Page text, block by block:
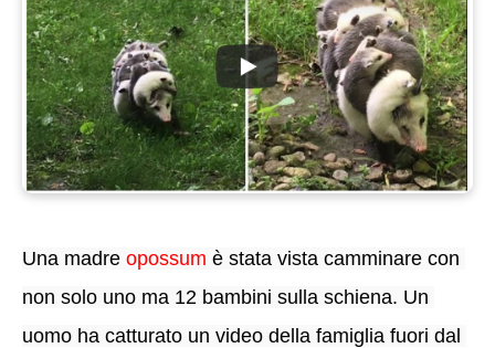
Una madre opossum è stata vista camminare con
non solo uno ma 12 bambini sulla schiena. Un
uomo ha catturato un video della famiglia fuori dal